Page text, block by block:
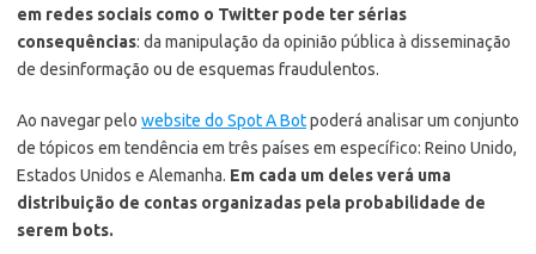
em redes sociais como o Twitter pode ter sérias
consequências: da manipulação da opinião pública à disseminação
de desinformação ou de esquemas fraudulentos.
Ao navegar pelo website do Spot A Botpoderá analisar um conjunto
de tópicos em tendência em três países em específico: Reino Unido,
Estados Unidos e Alemanha. Em cada um deles verá uma
distribuição de contas organizadas pela probabilidade de
serem bots.